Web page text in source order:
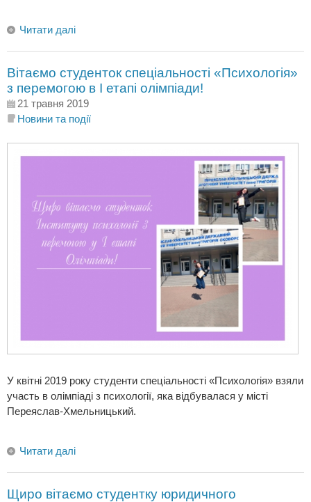
Читати далі
Вітаємо студенток спеціальності «Психологія»
з перемогою в І етапі олімпіади!
21 травня 2019
Новини та події
У квітні 2019 року студенти спеціальності «Психологія» взяли
участь в олімпіаді з психології, яка відбувалася у місті
Переяслав-Хмельницький.
Читати далі
Щиро вітаємо студентку юридичного